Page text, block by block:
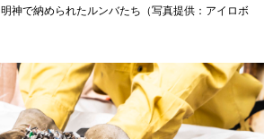
神で納められたルンバたち（写真提供：アイロボ